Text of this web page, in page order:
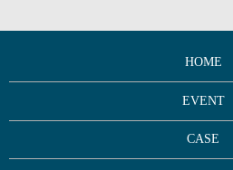
HOME
EVENT
CASE